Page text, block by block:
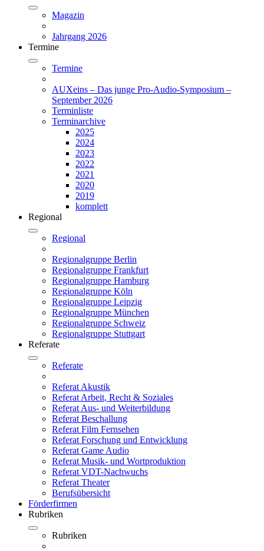
Magazin
Jahrgang 2026
Termine
Termine
AUXeins – Das junge Pro-Audio-Symposium –
September 2026
Terminliste
Terminarchive
2025
2024
2023
2022
2021
2020
2019
komplett
Regional
Regional
Regionalgruppe Berlin
Regionalgruppe Frankfurt
Regionalgruppe Hamburg
Regionalgruppe Köln
Regionalgruppe Leipzig
Regionalgruppe München
Regionalgruppe Schweiz
Regionalgruppe Stuttgart
Referate
Referate
Referat Akustik
Referat Arbeit, Recht & Soziales
Referat Aus- und Weiterbildung
Referat Beschallung
Referat Film Fernsehen
Referat Forschung und Entwicklung
Referat Game Audio
Referat Musik- und Wortproduktion
Referat VDT-Nachwuchs
Referat Theater
Berufsübersicht
Förderfirmen
Rubriken
Rubriken